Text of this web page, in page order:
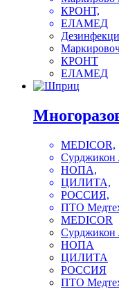
КРОНТ,
ЕЛАМЕД
КРОНТ
ЕЛАМЕД
MEDICOR,
Сурджикон
НОПА,
ЦИЛИТА,
РОССИЯ,
ПТО
MEDICOR
Сурджикон
НОПА
ЦИЛИТА
РОССИЯ
ПТО